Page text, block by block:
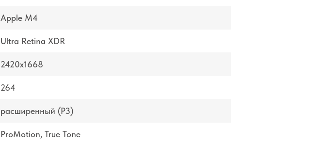
Apple M4
Ultra Retina XDR
2420x1668
264
расширенный (P3)
ProMotion, True Tone